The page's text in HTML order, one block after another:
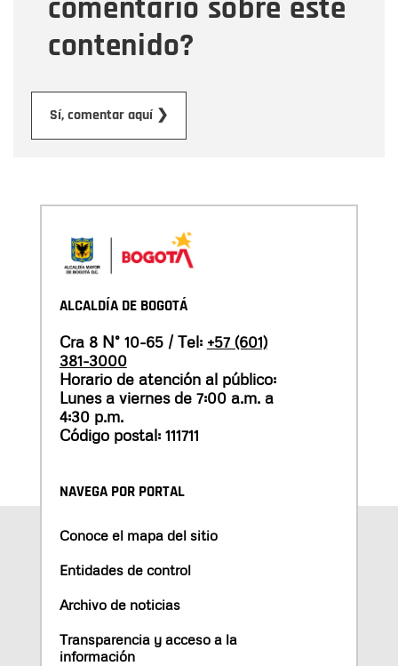
comentario sobre este
contenido?
Sí, comentar aquí ❯
ALCALDÍA DE BOGOTÁ
Cra 8 N° 10-65 / Tel: +57 (601)
381-3000
Horario de atención al público:
Lunes a viernes de 7:00 a.m. a
4:30 p.m.
Código postal: 111711
NAVEGA POR PORTAL
Conoce el mapa del sitio
Entidades de control
Archivo de noticias
Transparencia y acceso a la
información